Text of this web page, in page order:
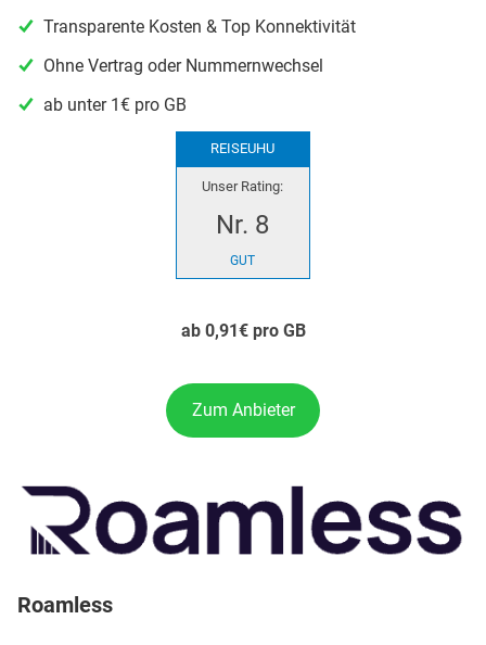
Transparente Kosten & Top Konnektivität
Ohne Vertrag oder Nummernwechsel
ab unter 1€ pro GB
REISEUHU
Unser Rating:
Nr. 8
GUT
ab 0,91€ pro GB
Zum Anbieter
Roamless